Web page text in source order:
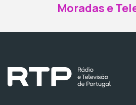
Moradas e